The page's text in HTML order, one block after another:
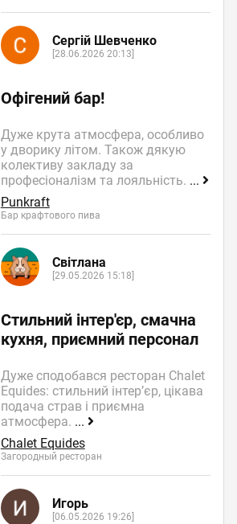
Сергій Шевченко
[28.06.2026 20:13]
Офігений бар!
Дуже крута атмосфера, особливо
у дворику літом. Також дякую
колективу закладу за
професіоналізм та лояльність. ...
Punkraft
Бар крафтового пива
Світлана
[29.05.2026 15:18]
Стильний інтер'єр, смачна
кухня, приємний персонал
Дуже сподобався ресторан Chalet
Equides: стильний інтер’єр, цікава
подача страв і приємна
атмосфера. ...
Chalet Equides
Загородный ресторан
Игорь
[06.05.2026 19:26]